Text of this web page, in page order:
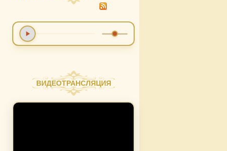
ВИДЕОТРАНСЛЯЦИЯ